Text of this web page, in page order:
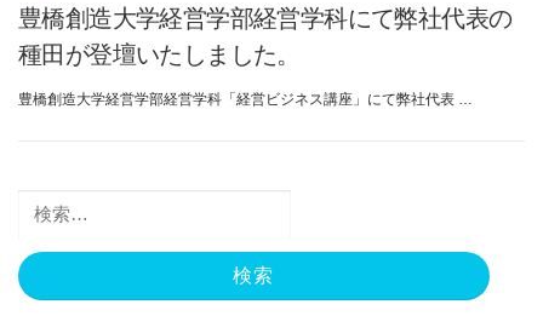
豊橋創造大学経営学部経営学科にて弊社代表の
種田が登壇いたしました。
豊橋創造大学経営学部経営学科「経営ビジネス講座」にて弊社代表 …
索: